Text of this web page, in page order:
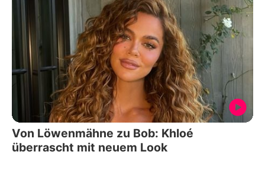
Von Löwenmähne zu Bob: Khloé
überrascht mit neuem Look